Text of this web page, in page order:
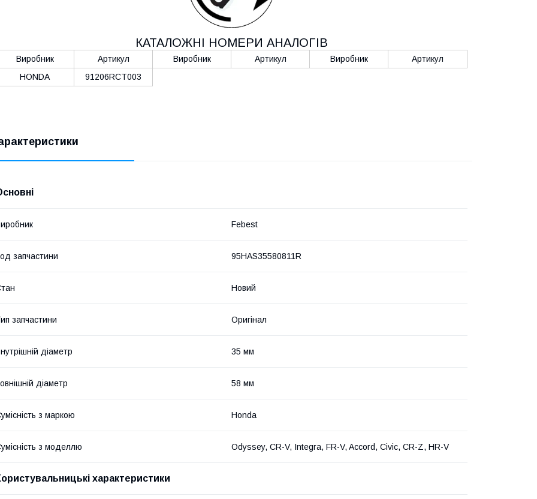
КАТАЛОЖНІ НОМЕРИ АНАЛОГІВ
Виробник Артикул Виробник Артикул Виробник
Артикул
HONDA
91206RCT003
Febest
запчастини 95HAS35580811R
Новий
запчастини Оригінал
діаметр 35 мм
діаметр 58 мм
з маркою Honda
з моделлю Odyssey, CR-V, Integra, FR-V, Accord, Civic, CR-Z, HR-V
характеристики